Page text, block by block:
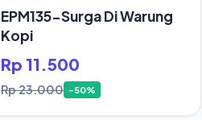
EPM135-Surga Di Warung
Kopi
Rp 11.500
Rp 23.000 -50%